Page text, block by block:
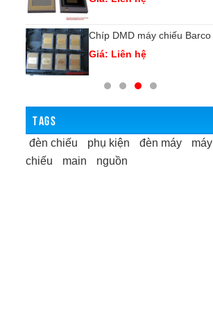
Chíp DMD máy chiếu Barco
Giá: Liên hệ
TAGS
đèn chiếu phụ kiện đèn máy
máy
chiếu
main nguồn